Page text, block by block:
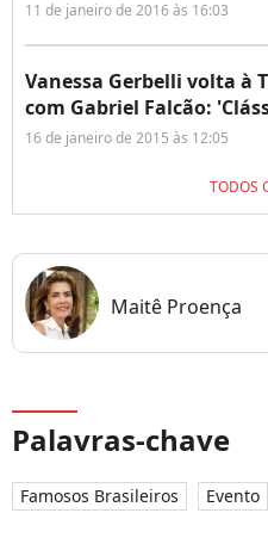
11 de janeiro de 2016 às 16:03
Vanessa Gerbelli volta à
com Gabriel Falcão:
16 de janeiro de 2015 às 12:05
TODOS
Maitê Proença
Palavras-chave
Famosos Brasileiros Evento